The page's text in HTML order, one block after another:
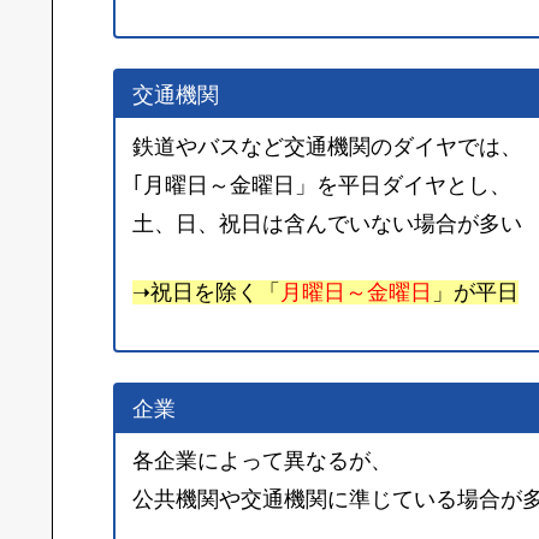
交通機関
鉄道やバスなど交通機関のダイヤでは、
｢月曜日～金曜日」を平日ダイヤとし、
土、日、祝日は含んでいない場合が多い
➝祝日を除く「 月曜日～金曜日 」が平日
企業
各企業によって異なるが、
公共機関や交通機関に準じている場合が